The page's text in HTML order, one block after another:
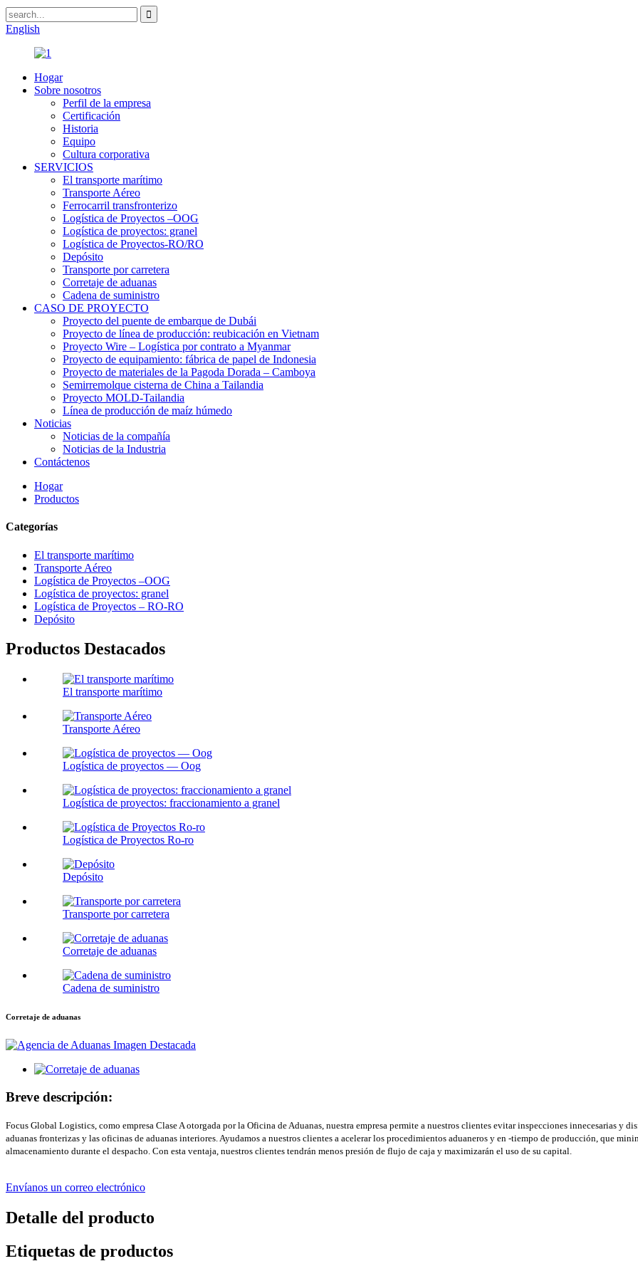
English
Hogar
Sobre nosotros
Perfil de la empresa
Certificación
Historia
Equipo
Cultura corporativa
SERVICIOS
El transporte marítimo
Transporte Aéreo
Ferrocarril transfronterizo
Logística de Proyectos –OOG
Logística de proyectos: granel
Logística de Proyectos-RO/RO
Depósito
Transporte por carretera
Corretaje de aduanas
Cadena de suministro
CASO DE PROYECTO
Proyecto del puente de embarque de Dubái
Proyecto de línea de producción: reubicación en Vietnam
Proyecto Wire – Logística por contrato a Myanmar
Proyecto de equipamiento: fábrica de papel de Indonesia
Proyecto de materiales de la Pagoda Dorada – Camboya
Semirremolque cisterna de China a Tailandia
Proyecto MOLD-Tailandia
Línea de producción de maíz húmedo
Noticias
Noticias de la compañía
Noticias de la Industria
Contáctenos
Hogar
Productos
Categorías
El transporte marítimo
Transporte Aéreo
Logística de Proyectos –OOG
Logística de proyectos: granel
Logística de Proyectos – RO-RO
Depósito
Productos Destacados
El transporte marítimo
Transporte Aéreo
Logística de proyectos — Oog
Logística de proyectos: fraccionamiento a granel
Logística de Proyectos Ro-ro
Depósito
Transporte por carretera
Corretaje de aduanas
Cadena de suministro
Corretaje de aduanas
Breve descripción:
Focus Global Logistics, como empresa Clase A otorgada por la Oficina de Aduanas, nuestra empresa permite a nuestros clientes evitar inspecciones innecesarias y
aduanas fronterizas y las oficinas de aduanas interiores. Ayudamos a nuestros clientes a acelerar los procedimientos aduaneros y en -tiempo de producción, que
almacenamiento durante el despacho. Con esta ventaja, nuestros clientes tendrán menos presión de flujo de caja y maximizarán el uso de su capital.
Envíanos un correo electrónico
Detalle del producto
Etiquetas de productos